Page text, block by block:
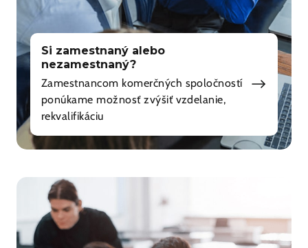
Si zamestnaný alebo
nezamestnaný?
Zamestnancom komerčných spoločností
ponúkame možnosť zvýšiť vzdelanie,
rekvalifikáciu